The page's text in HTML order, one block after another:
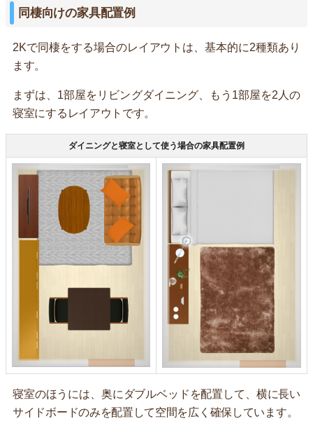
同棲向けの家具配置例
2Kで同棲をする場合のレイアウトは、基本的に2種類あり
ます。
まずは、1部屋をリビングダイニング、もう1部屋を2人の
寝室にするレイアウトです。
ダイニングと寝室として使う場合の家具配置例
寝室のほうには、奥にダブルベッドを配置して、横に長い
サイドボードのみを配置して空間を広く確保しています。